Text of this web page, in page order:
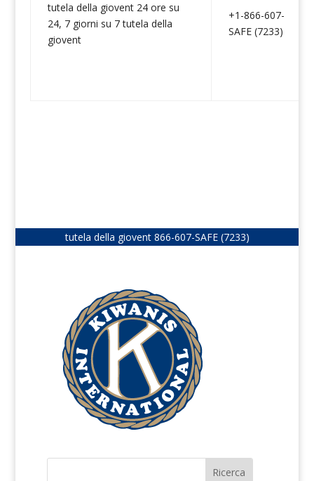
tutela della giovent 24 ore su
24, 7 giorni su 7 tutela della
giovent
+1-866-607-
SAFE (7233)
tutela della giovent 866-607-SAFE (7233)